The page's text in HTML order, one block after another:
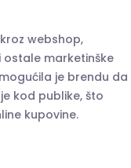
webshop,
ostale marketinške
je brendu da
kod publike, što
kupovine.